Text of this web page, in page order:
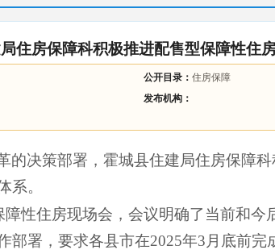
住房保障科积极推进配售型保障性住
公开目录： 住房保障
发布机构：
的决策部署，霍城县住建局住房保障
系。
性住房现场会，会议明确了当前和
部署，要求各县市在2025年3月底前